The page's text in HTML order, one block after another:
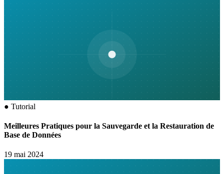
● Tutorial
Meilleures Pratiques pour la Sauvegarde et la Restauration de
Base de Données
19 mai 2024